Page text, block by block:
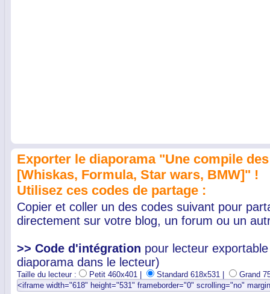
Exporter le diaporama "Une compile
[Whiskas, Formula, Star wars, BMW]" !
Utilisez ces codes de partage :
Copier et coller un des codes suivant pour
directement sur votre blog, un forum ou un
>> Code d'intégration pour lecteur
diaporama dans le lecteur)
Taille du lecteur : Petit 460x401 | Standard 618x531 | Grand